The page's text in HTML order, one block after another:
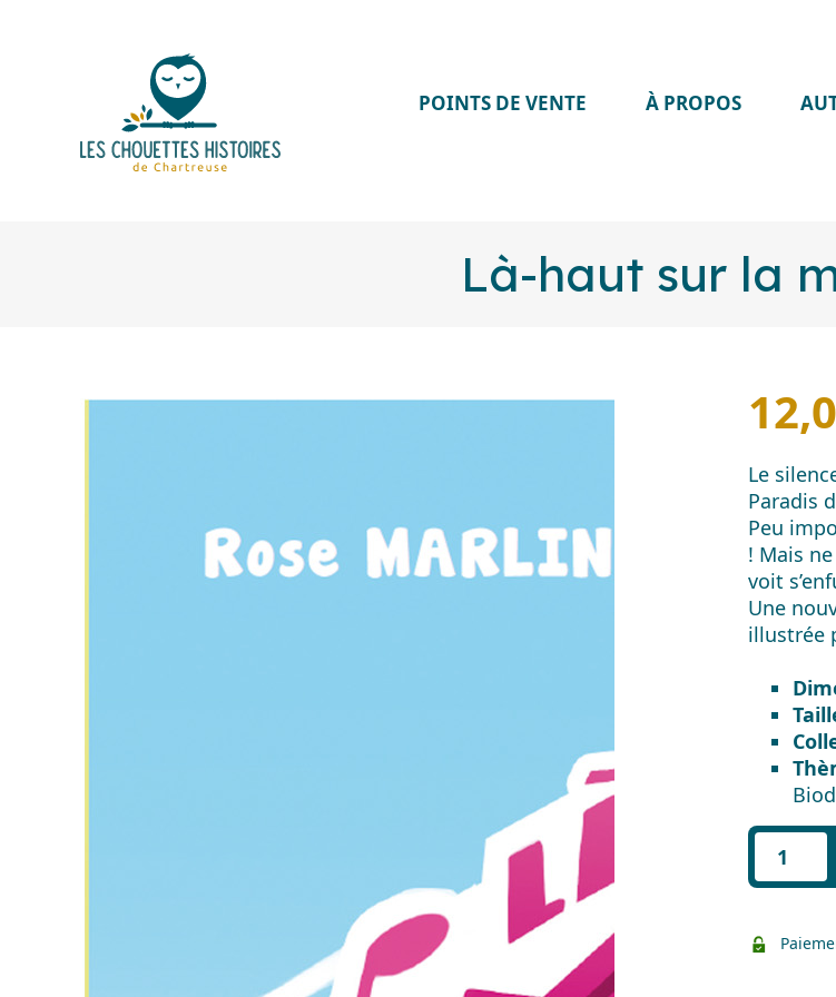
POINTS DE VENTE À PROPOS
Là-haut sur la
Le
Paradis
Peu
! Mais
voit
Une
illustrée
quantité
de
sur